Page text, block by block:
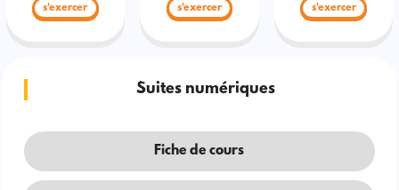
s'exercer s'exercer s'exercer
Suites numériques
Fiche de cours